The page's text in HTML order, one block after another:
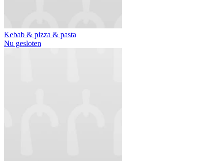
Kebab & pizza & pasta
Nu gesloten